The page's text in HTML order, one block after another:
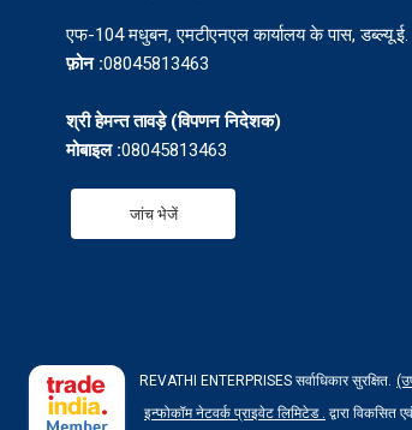
एफ-104 मधुबन, एमटीएनएल कार्यालय के पास, डब्ल्यू.ई.
फ़ोन :08045813463
श्री हेमन्त तावड़े(विपणन निदेशक)
मोबाइल :08045813463
जांच भेजें
REVATHI ENTERPRISES सर्वाधिकार सुरक्षित.
इन्फोकॉम नेटवर्क प्राइवेट लिमिटेड . द्वारा विकसित